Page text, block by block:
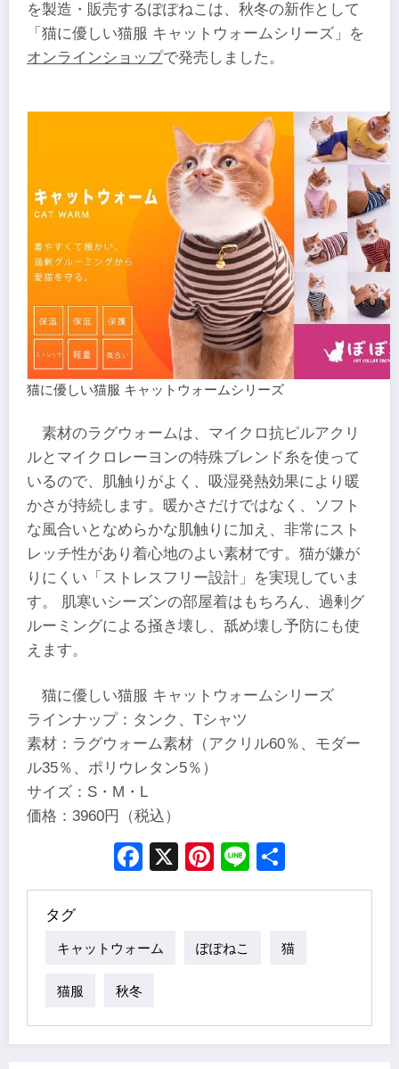
を製造・販売するぽぽねこは、秋冬の新作として
「猫に優しい猫服 キャットウォームシリーズ」を
オンラインショップで発売しました。
猫に優しい猫服 キャットウォームシリーズ
素材のラグウォームは、マイクロ抗ピルアクリ
ルとマイクロレーヨンの特殊ブレンド糸を使って
いるので、肌触りがよく、吸湿発熱効果により暖
かさが持続します。暖かさだけではなく、ソフト
な風合いとなめらかな肌触りに加え、非常にスト
レッチ性があり着心地のよい素材です。猫が嫌が
りにくい「ストレスフリー設計」を実現していま
す。 肌寒いシーズンの部屋着はもちろん、過剰グ
ルーミングによる掻き壊し、舐め壊し予防にも使
えます。
猫に優しい猫服 キャットウォームシリーズ
ラインナップ：タンク、Tシャツ
素材：ラグウォーム素材（アクリル60％、モダー
ル35％、ポリウレタン5％）
サイズ：S・M・L
価格：3960円（税込）
Facebook
X Pinterest
Line
タグ
キャットウォーム ぽぽねこ 猫
猫服 秋冬